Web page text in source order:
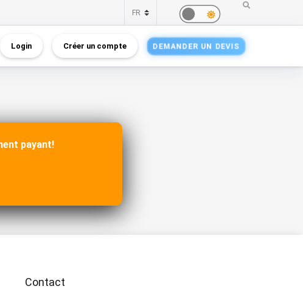
Login Créer un compte DEMANDER UN DEVIS
payant!
Contact